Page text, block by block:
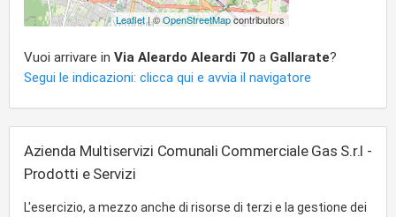
Leaflet| ©OpenStreetMapcontributors
Vuoi arrivare in Via Aleardo Aleardi 70 a Gallarate?
Segui le indicazioni: clicca qui e avvia il navigatore
Azienda Multiservizi Comunali Commerciale Gas S.r.l -
Prodotti e Servizi
L'esercizio, a mezzo anche di risorse di terzi e la gestione dei